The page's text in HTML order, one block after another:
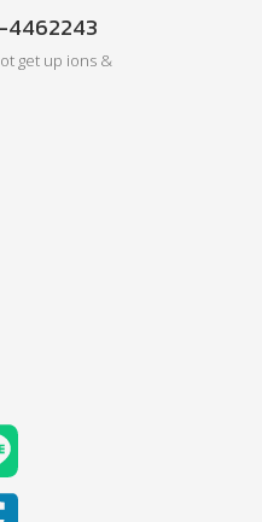
4462243
get up ions &